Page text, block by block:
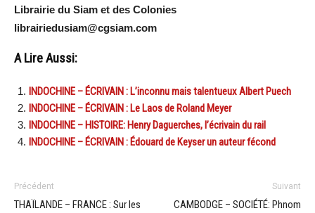
Librairie du Siam et des Colonies
librairiedusiam@cgsiam.com
A Lire Aussi:
INDOCHINE – ÉCRIVAIN : L’inconnu mais talentueux Albert Puech
INDOCHINE – ÉCRIVAIN : Le Laos de Roland Meyer
INDOCHINE – HISTOIRE: Henry Daguerches, l’écrivain du rail
INDOCHINE – ÉCRIVAIN : Édouard de Keyser un auteur fécond
Précédent
THAÏLANDE – FRANCE : Sur les
Suivant
CAMBODGE – SOCIÉTÉ: Phnom